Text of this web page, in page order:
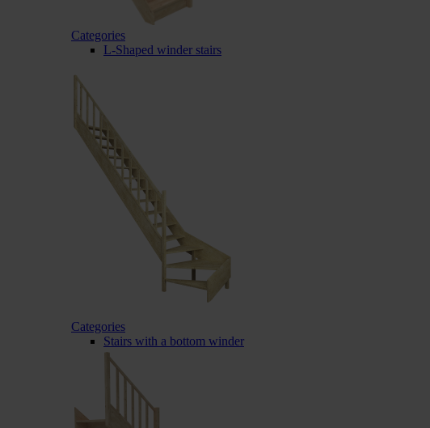
Categories
L-Shaped winder stairs
Categories
Stairs with a bottom winder